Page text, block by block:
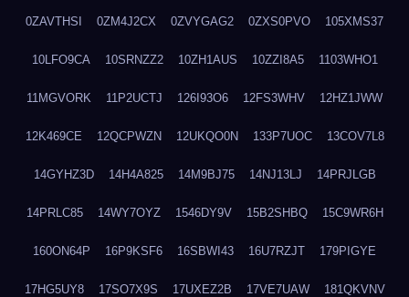
0ZAVTHSI 0ZM4J2CX 0ZVYGAG2 0ZXS0PVO 105XMS37
10LFO9CA 10SRNZZ2 10ZH1AUS 10ZZI8A5 1103WHO1
11MGVORK 11P2UCTJ 126I93O6 12FS3WHV 12HZ1JWW
12K469CE 12QCPWZN 12UKQO0N 133P7UOC 13COV7L8
14GYHZ3D 14H4A825 14M9BJ75 14NJ13LJ 14PRJLGB
14PRLC85 14WY7OYZ 1546DY9V 15B2SHBQ 15C9WR6H
160ON64P 16P9KSF6 16SBWI43 16U7RZJT 179PIGYE
17HG5UY8 17SO7X9S 17UXEZ2B 17VE7UAW 181QKVNV